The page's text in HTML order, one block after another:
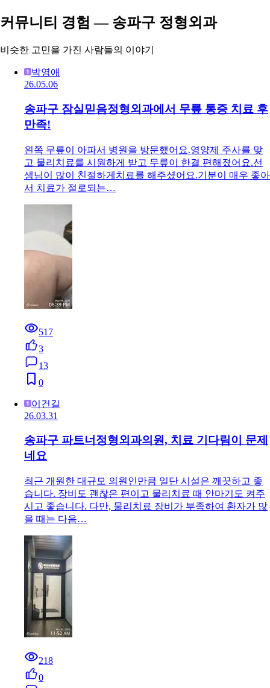
커뮤니티 경험 — 송파구 정형외과
비슷한 고민을 가진 사람들의 이야기
박영애
26.05.06
송파구 잠실믿음정형외과에서 무릎 통증 치료 후
만족!
왼쪽 무릎이 아파서 병원을 방문했어요.영양제 주사를 맞
고 물리치료를 시원하게 받고 무릎이 한결 편해졌어요.선
생님이 많이 친절하게치료를 해주셨어요.기분이 매우 좋아
서 치료가 절로되는…
517
3
13
0
이건길
26.03.31
송파구 파트너정형외과의원, 치료 기다림이 문제
네요
최근 개원한 대규모 의원인만큼 일단 시설은 깨끗하고 좋
습니다. 장비도 괜찮은 편이고 물리치료 때 안마기도 켜주
시고 좋습니다. 다만, 물리치료 장비가 부족하여 환자가 많
을 때는 다음…
218
0